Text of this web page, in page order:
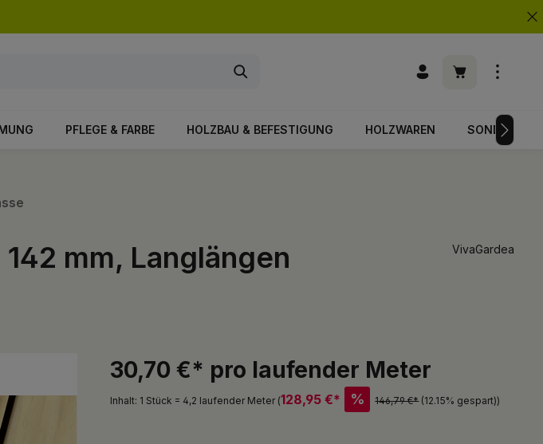
Warenkorb
PFLEGE & FARBE HOLZBAU & BEFESTIGUNG HOLZWAREN
mm, Langlängen VivaGardea
30,70 €* pro laufender Meter
Inhalt: 1 Stück = 4,2 laufender Meter (128,95 €* % 146,79 €* (12.15% gespart))